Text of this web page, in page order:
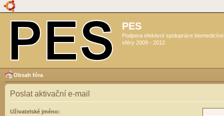
PES
Podpora efektivní spolupráce
sféry 2009 - 2012
Obsah fóra
Poslat aktivační e-mail
Uživatelské jméno: